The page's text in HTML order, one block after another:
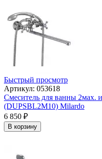
Быстрый просмотр
Артикул: 053618
Смеситель для ванны 2мах.
(DUPSBL2M10) Milardo
6 850 ₽
В корзину